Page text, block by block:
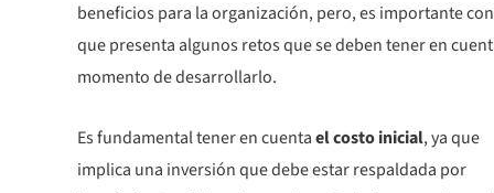
beneficios para la organización, pero, es importante
que presenta algunos retos que se deben tener en
momento de desarrollarlo.
Es fundamental tener en cuentael costo inicial, ya que
implica una inversión que debe estar respaldada por